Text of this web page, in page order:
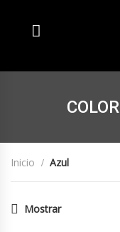
Inicio Azul
Mostrar